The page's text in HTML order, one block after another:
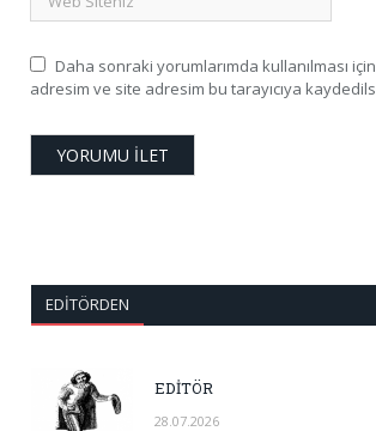
Daha sonraki yorumlarımda kullanılması
adresim ve site adresim bu tarayıcıya
EDITÖRDEN
EDİTÖR
28.07.2026